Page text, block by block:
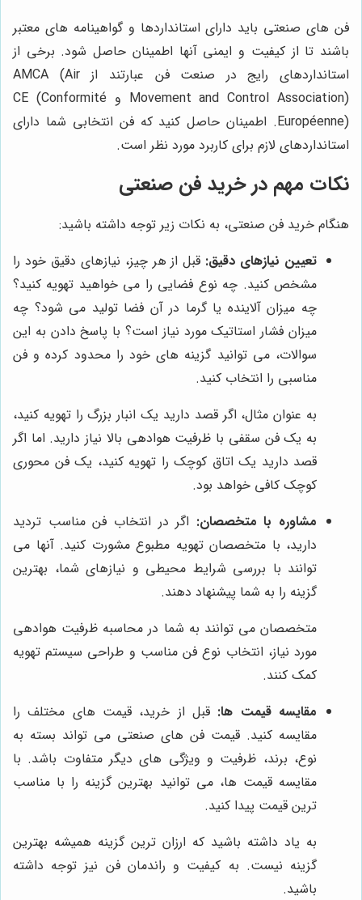
فن های صنعتی باید دارای استانداردها و گواهینامه های معتبر
باشند تا از کیفیت و ایمنی آنها اطمینان حاصل شود. برخی از
استانداردهای رایج در صنعت فن عبارتند از AMCA (Air
Movement and Control Association) و CE (Conformité
Européenne). اطمینان حاصل کنید که فن انتخابی شما دارای
استانداردهای لازم برای کاربرد مورد نظر است.
نکات مهم در خرید فن صنعتی
هنگام خرید فن صنعتی، به نکات زیر توجه داشته باشید:
تعیین نیازهای دقیق: قبل از هر چیز، نیازهای دقیق خود را
مشخص کنید. چه نوع فضایی را می خواهید تهویه کنید؟
چه میزان آلاینده یا گرما در آن فضا تولید می شود؟ چه
میزان فشار استاتیک مورد نیاز است؟ با پاسخ دادن به این
سوالات، می توانید گزینه های خود را محدود کرده و فن
مناسبی را انتخاب کنید.
به عنوان مثال، اگر قصد دارید یک انبار بزرگ را تهویه کنید،
به یک فن سقفی با ظرفیت هوادهی بالا نیاز دارید. اما اگر
قصد دارید یک اتاق کوچک را تهویه کنید، یک فن محوری
کوچک کافی خواهد بود.
مشاوره با متخصصان: اگر در انتخاب فن مناسب تردید
دارید، با متخصصان تهویه مطبوع مشورت کنید. آنها می
توانند با بررسی شرایط محیطی و نیازهای شما، بهترین
گزینه را به شما پیشنهاد دهند.
متخصصان می توانند به شما در محاسبه ظرفیت هوادهی
مورد نیاز، انتخاب نوع فن مناسب و طراحی سیستم تهویه
کمک کنند.
مقایسه قیمت ها: قبل از خرید، قیمت های مختلف را
مقایسه کنید. قیمت فن های صنعتی می تواند بسته به
نوع، برند، ظرفیت و ویژگی های دیگر متفاوت باشد. با
مقایسه قیمت ها، می توانید بهترین گزینه را با مناسب
ترین قیمت پیدا کنید.
به یاد داشته باشید که ارزان ترین گزینه همیشه بهترین
گزینه نیست. به کیفیت و راندمان فن نیز توجه داشته
باشید.